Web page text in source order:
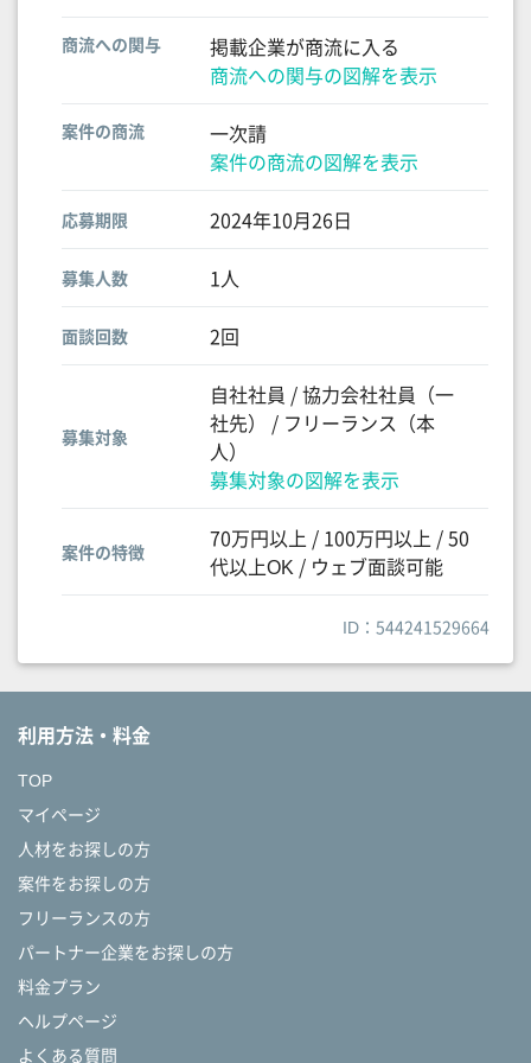
商流への関与
掲載企業が商流に入る
商流への関与の図解を表示
案件の商流
一次請
案件の商流の図解を表示
応募期限 2024年10月26日
募集人数 1人
面談回数 2回
募集対象
自社社員 / 協力会社社員（一
社先） / フリーランス（本
人）
募集対象の図解を表示
案件の特徴
70万円以上 / 100万円以上 / 50
代以上OK / ウェブ面談可能
ID：544241529664
利用方法・料金
TOP
マイページ
人材をお探しの方
案件をお探しの方
フリーランスの方
パートナー企業をお探しの方
料金プラン
ヘルプページ
よくある質問